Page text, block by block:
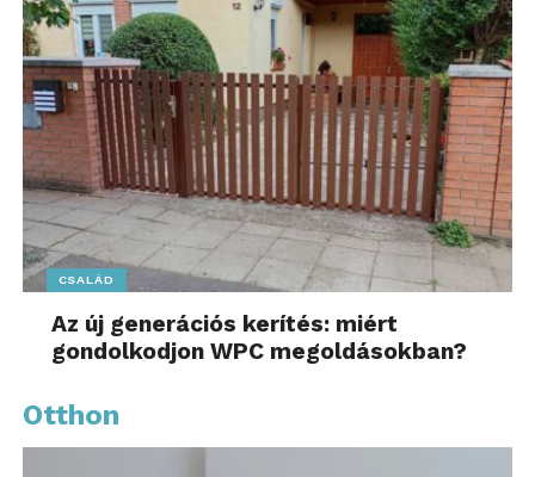
Hangolódj rá! További friss híreket talál
az1music.hufőoldalán! Kövesse a technológiai
híreket és csatlakozzon hozzánk a Facebookonis!
CSALÁD
Az új generációs kerítés: miért
gondolkodjon WPC megoldásokban?
Otthon